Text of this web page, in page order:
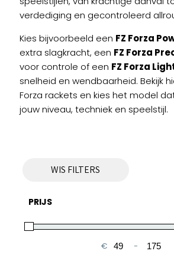
verdediging en gecontroleerd
Kies bijvoorbeeld een FZ Forza
extra slagkracht, een FZ Forza
voor controle of een FZ Forza
snelheid en wendbaarheid. Bekijk
Forza rackets en kies het model
jouw niveau, techniek en speelstijl.
WIS FILTERS
PRIJS
€ -